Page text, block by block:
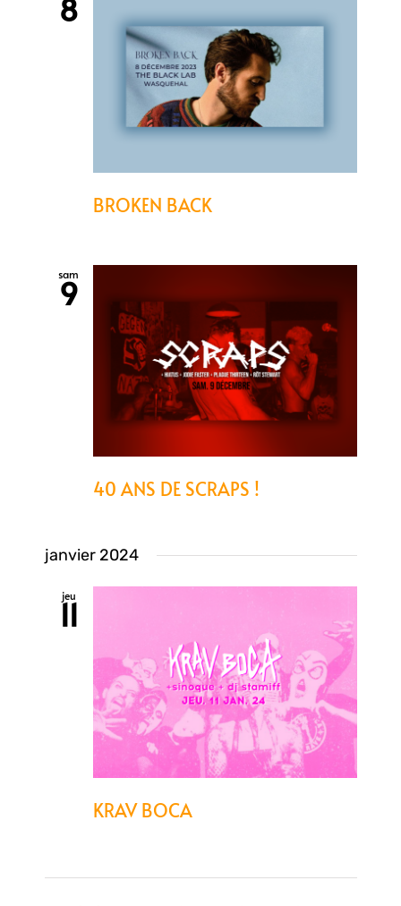
8
BROKEN BACK
sam
9
40 ANS DE SCRAPS !
janvier 2024
jeu
11
KRAV BOCA